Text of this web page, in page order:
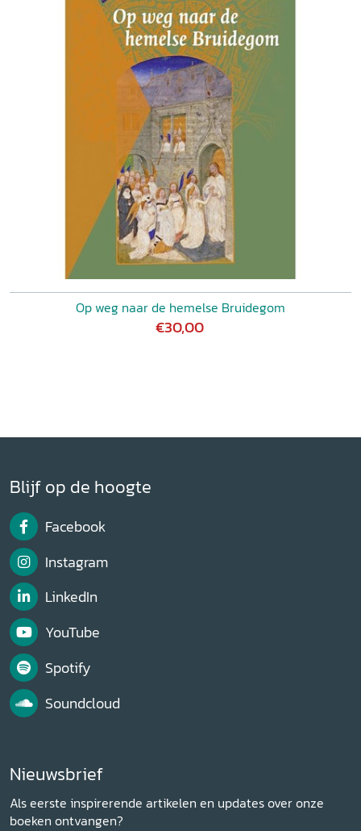
Op weg naar de hemelse Bruidegom
€30,00
Blijf op de hoogte
Facebook
Instagram
LinkedIn
YouTube
Spotify
Soundcloud
Nieuwsbrief
Als eerste inspirerende artikelen en updates over onze
boeken ontvangen?